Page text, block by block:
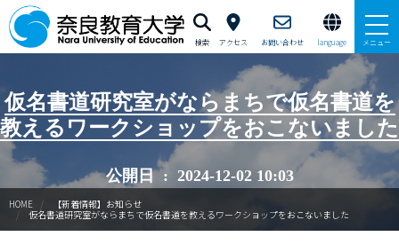
検索 アクセス お問い合わせ language メニュー
本学で学びたい方へ
在学生の方へ
卒業生・修了生の方、現職教員の方へ
自治体・企業の方へ
仮名書道研究室がならまちで仮名書道を
教えるワークショップをおこないました
公開日 : 2024-12-02 10:03
HOME
【新着情報】お知らせ
仮名書道研究室がならまちで仮名書道を教えるワークショップをおこないました